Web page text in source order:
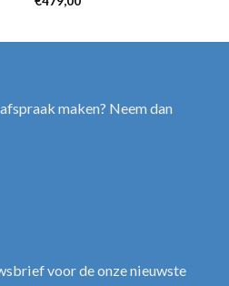
maken? Neem dan
voor de onze nieuwste